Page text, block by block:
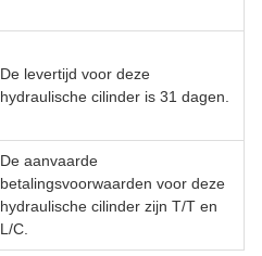
De levertijd voor deze
hydraulische cilinder is 31 dagen.
De aanvaarde
betalingsvoorwaarden voor deze
hydraulische cilinder zijn T/T en
L/C.